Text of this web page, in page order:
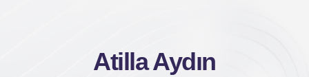
Atilla Aydın